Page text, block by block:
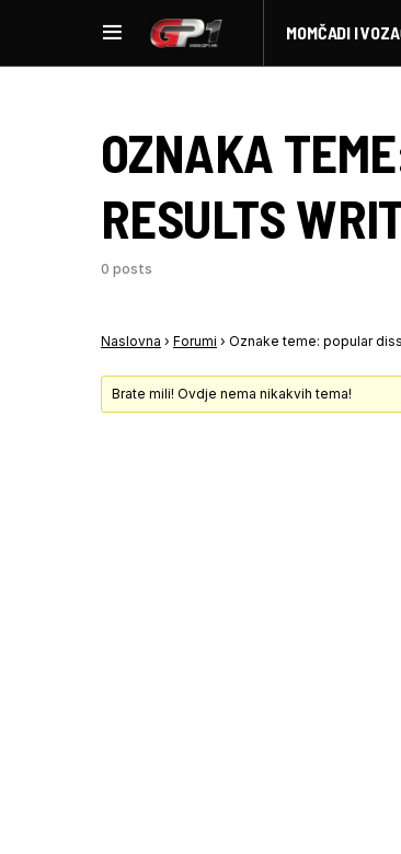
MOMČADI I
OZNAKA
RESULTS
0 posts
Naslovna › Forumi › Oznake teme: popular
Brate mili! Ovdje nema nikakvih tema!